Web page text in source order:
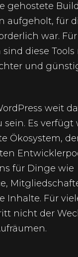
gehostete
aufgeholt, für
war.
diese
und
weit
sein. Es verfügt
Ökosystem,
für Dinge wie
Inhalte. Für
nicht der